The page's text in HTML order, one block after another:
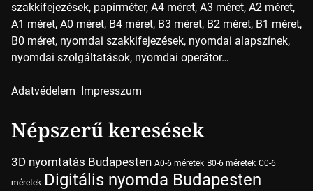
szakkifejezések, papírméter, A4 méret, A3 méret, A2 méret,
A1 méret, A0 méret, B4 méret, B3 méret, B2 méret, B1 méret,
B0 méret, nyomdai szakkifejezések, nyomdai alapszínek,
nyomdai szolgáltatások, nyomdai operátor…
Adatvédelem Impresszum
Népszerű keresések
3D nyomtatás Budapesten A0-6 méretek B0-6 méretek C0-6
méretek Digitális nyomda Budapesten